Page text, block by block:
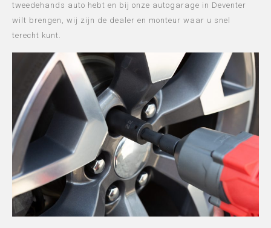
tweedehands auto hebt en bij onze autogarage in Deventer
wilt brengen, wij zijn de dealer en monteur waar u snel
terecht kunt.